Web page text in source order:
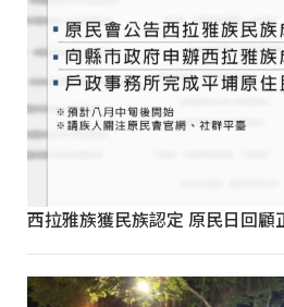
西拉雅族獲民族認定 原民日回顧